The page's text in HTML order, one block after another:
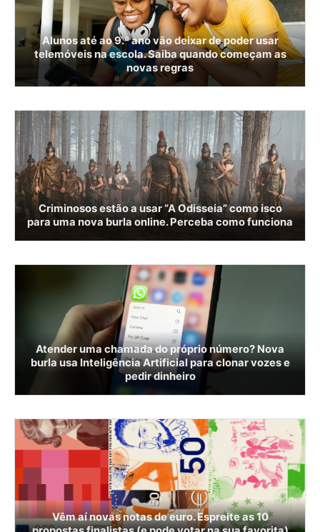
Alunos até ao 9.º ano vão deixar de poder usar
telemóveis na escola. Saiba quando começam as
novas regras
Criminosos estão a usar “A Odisseia” como isco
para uma nova burla online. Perceba como funciona
Atender uma chamada do próprio número? Nova
burla usa Inteligência Artificial para clonar vozes e
pedir dinheiro
Vêm aí novas notas de euro. Espreite as 10